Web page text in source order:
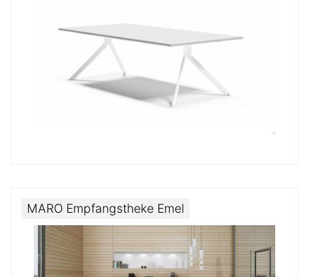
MARO Empfangstheke Emel